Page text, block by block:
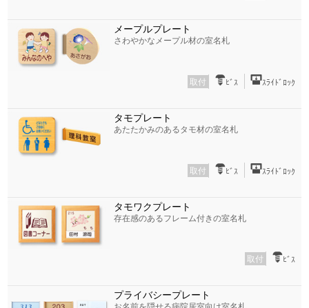
メープルプレート
さわやかなメープル材の室名札
取付 ﾋﾞｽ ｽﾗｲﾄﾞﾛｯｸ
タモプレート
あたたかみのあるタモ材の室名札
取付 ﾋﾞｽ ｽﾗｲﾄﾞﾛｯｸ
タモワクプレート
存在感のあるフレーム付きの室名札
取付 ﾋﾞｽ
プライバシープレート